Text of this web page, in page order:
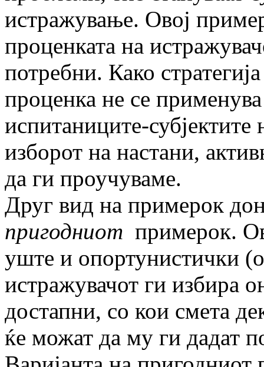
истражување. Овој
проценката на
потребни. Како
проценка не се
испитаниците-
изборот на настани,
да ги проучуваме.
Друг вид на примерок
пригодниот примерок.
уште и опортунистички
истражувачот ги избира
достапни, со кои смета
ќе можат да му ги дадат